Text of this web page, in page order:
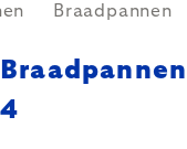
Braadpannen
4